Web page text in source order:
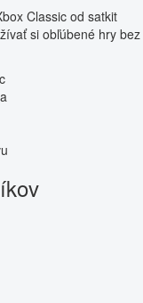
Classic od satkit
si obľúbené hry bez